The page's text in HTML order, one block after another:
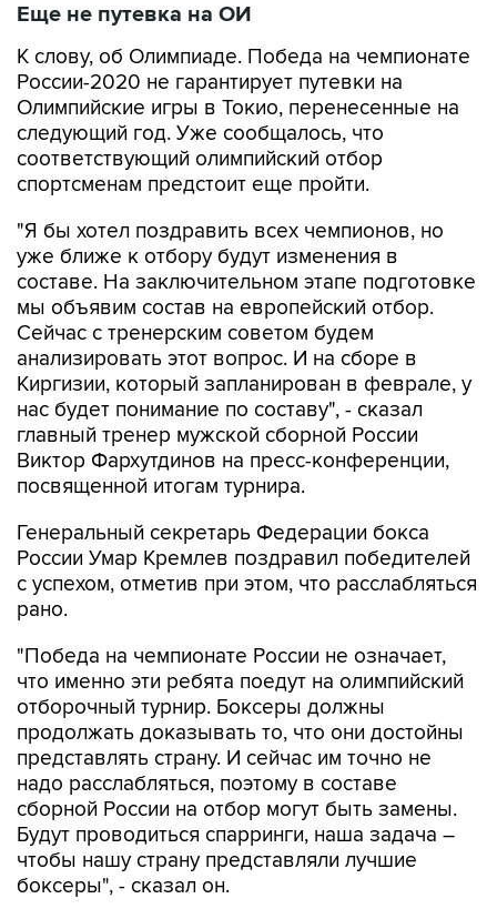
Еще не путевка на ОИ
К слову, об Олимпиаде. Победа на чемпионате
России-2020 не гарантирует путевки на
Олимпийские игры в Токио, перенесенные на
следующий год. Уже сообщалось, что
соответствующий олимпийский отбор
спортсменам предстоит еще пройти.
"Я бы хотел поздравить всех чемпионов, но
уже ближе к отбору будут изменения в
составе. На заключительном этапе подготовке
мы объявим состав на европейский отбор.
Сейчас с тренерским советом будем
анализировать этот вопрос. И на сборе в
Киргизии, который запланирован в феврале, у
нас будет понимание по составу", - сказал
главный тренер мужской сборной России
Виктор Фархутдинов на пресс-конференции,
посвященной итогам турнира.
Генеральный секретарь Федерации бокса
России Умар Кремлев поздравил победителей
с успехом, отметив при этом, что расслабляться
рано.
"Победа на чемпионате России не означает,
что именно эти ребята поедут на олимпийский
отборочный турнир. Боксеры должны
продолжать доказывать то, что они достойны
представлять страну. И сейчас им точно не
надо расслабляться, поэтому в составе
сборной России на отбор могут быть замены.
Будут проводиться спарринги, наша задача –
чтобы нашу страну представляли лучшие
боксеры", - сказал он.